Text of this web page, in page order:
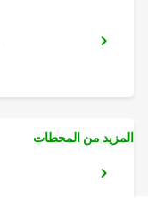
المزيد من المحطات